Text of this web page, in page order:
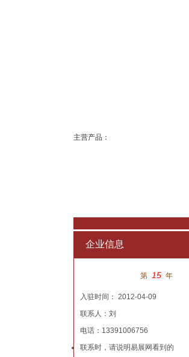
主营产品：
企业信息
第 15 年
入驻时间： 2012-04-09
联系人：刘
电话：13391006756
联系时，请说明易展网看到的